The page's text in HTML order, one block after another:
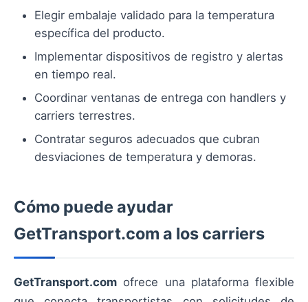
Elegir embalaje validado para la temperatura
específica del producto.
Implementar dispositivos de registro y alertas
en tiempo real.
Coordinar ventanas de entrega con handlers y
carriers terrestres.
Contratar seguros adecuados que cubran
desviaciones de temperatura y demoras.
Cómo puede ayudar
GetTransport.com a los carriers
GetTransport.com ofrece una plataforma flexible